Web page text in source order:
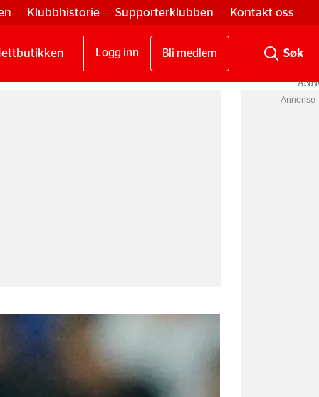
Klubbhistorie Supporterklubben Kontakt oss
Logg inn Bli medlem
Annonse